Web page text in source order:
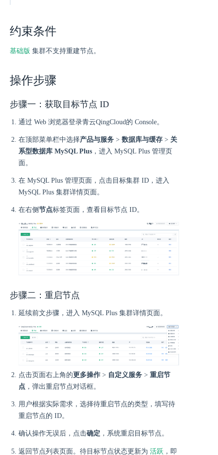
约束条件
基础版 集群不支持重建节点。
操作步骤
步骤一：获取目标节点 ID
通过 Web 浏览器登录青云QingCloud的 Console。
在顶部菜单栏中选择产品与服务 > 数据库与缓存 > 关
系型数据库 MySQL Plus ，进入 MySQL Plus 管理页
面。
在 MySQL Plus 管理页面，点击目标集群 ID，进入
MySQL Plus 集群详情页面。
在右侧 节点标签页面，查看目标节点 ID。
步骤二：重启节点
延续前文步骤，进入 MySQL Plus 集群详情页面。
点击页面右上角的更多操作 > 自定义服务 > 重启节
点 ，弹出重启节点对话框。
用户根据实际需求，选择待重启节点的类型，填写待
重启节点的 ID。
确认操作无误后，点击确定 ，系统重启目标节点。
返回节点列表页面。待目标节点状态更新为 活跃 ，即